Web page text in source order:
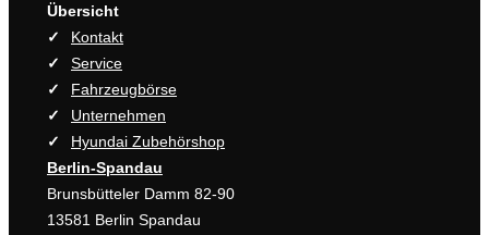
Übersicht
Kontakt
Service
Fahrzeugbörse
Unternehmen
Hyundai Zubehörshop
Berlin-Spandau
Brunsbütteler Damm 82-90
13581 Berlin Spandau